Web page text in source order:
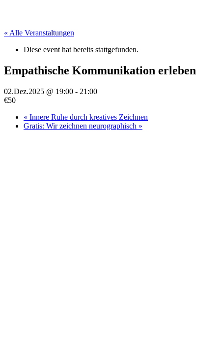
« Alle Veranstaltungen
Diese event hat bereits stattgefunden.
Empathische Kommunikation erleben
02.Dez.2025 @ 19:00 - 21:00
€50
« Innere Ruhe durch kreatives Zeichnen
Gratis: Wir zeichnen neurographisch »